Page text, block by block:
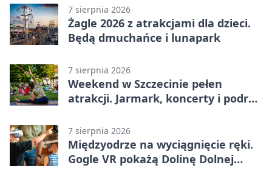
7 sierpnia 2026
Żagle 2026 z atrakcjami dla dzieci.
Będą dmuchańce i lunapark
7 sierpnia 2026
Weekend w Szczecinie pełen
atrakcji. Jarmark, koncerty i podróż
7 sierpnia 2026
Międzyodrze na wyciągnięcie ręki.
Gogle VR pokażą Dolinę Dolnej